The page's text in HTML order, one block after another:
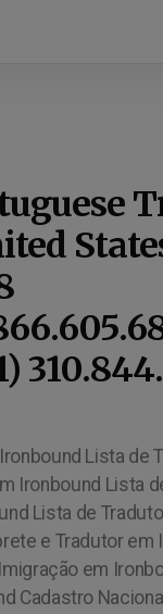
Lista
Ironbound Lista
Lista de
e Tradutor
em
Cadastro